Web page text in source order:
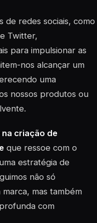
de redes sociais, como
Twitter,
para impulsionar as
nos alcançar um
uma
nossos produtos ou
criação de
que ressoe com o
estratégia de
não só
mas também
com